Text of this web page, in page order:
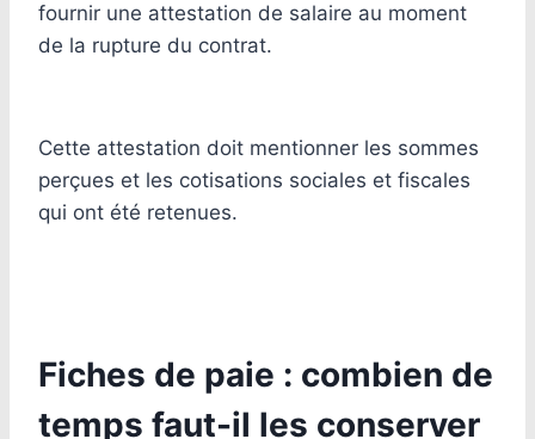
fournir une attestation de salaire au moment
de la rupture du contrat.
Cette attestation doit mentionner les sommes
perçues et les cotisations sociales et fiscales
qui ont été retenues.
Fiches de paie : combien de
temps faut-il les conserver